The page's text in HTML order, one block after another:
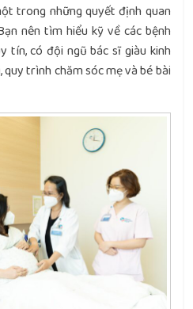
trong những quyết định quan
nên tìm hiểu kỹ về các bệnh
tín, có đội ngũ bác sĩ giàu kinh
quy trình chăm sóc mẹ và bé bài